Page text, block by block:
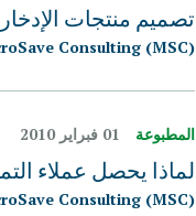
تصميم منتجات
Consulting (MSC)
المطبوعة 01 فبراير 2010
لماذا يحصل عملاء
Consulting (MSC)